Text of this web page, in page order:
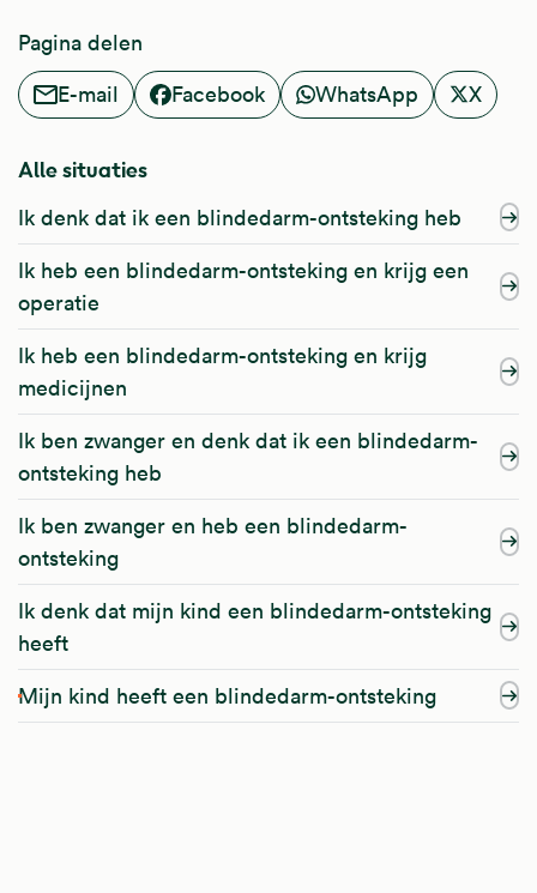
Pagina delen
E-mail
Facebook WhatsApp X
Alle situaties
Ik denk dat ik een blindedarm-ontsteking heb
Ik heb een blindedarm-ontsteking en krijg een
operatie
Ik heb een blindedarm-ontsteking en krijg
medicijnen
Ik ben zwanger en denk dat ik een blindedarm-
ontsteking heb
Ik ben zwanger en heb een blindedarm-
ontsteking
Ik denk dat mijn kind een blindedarm-ontsteking
heeft
Mijn kind heeft een blindedarm-ontsteking